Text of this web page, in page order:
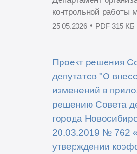
контрольной работы
25.05.2026• PDF 315 КБ
Проект решения
депутатов "О
изменений в
решению Совета
города
20.03.2019 № 762
утверждении